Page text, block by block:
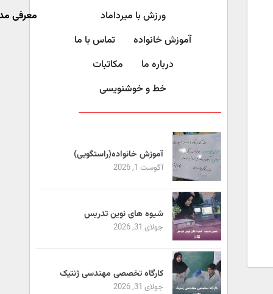
ورزش با میرداماد​
آموزش خانواده
تماس با ما
درباره ما
مکاتبات
خط و خوشنویسی
معرفی
آموزش خانواده(راستگویی)
آگوست 1, 2026
شیوه های نوین تدریس
جولای 31, 2026
کارگاه تخصصی مهندسی ژنتیک
جولای 31, 2026